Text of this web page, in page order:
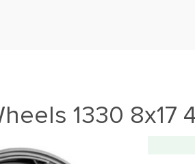
1330 8x17